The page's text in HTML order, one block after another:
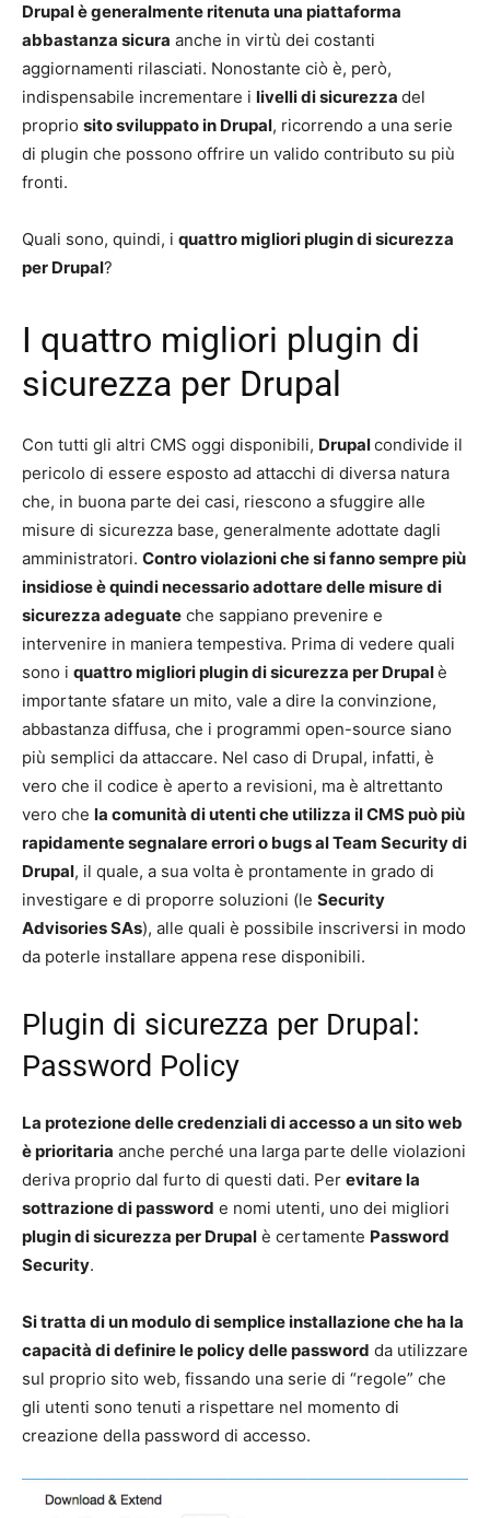
Drupal è generalmente ritenuta una piattaforma
abbastanza sicura anche in virtù dei costanti
aggiornamenti rilasciati. Nonostante ciò è, però,
indispensabile incrementare i livelli di sicurezza del
proprio sito sviluppato in Drupal, ricorrendo a una serie
di plugin che possono offrire un valido contributo su più
fronti.
Quali sono, quindi, i quattro migliori plugin di sicurezza
per Drupal?
I quattro migliori plugin di
sicurezza per Drupal
Con tutti gli altri CMS oggi disponibili, Drupalcondivide il
pericolo di essere esposto ad attacchi di diversa natura
che, in buona parte dei casi, riescono a sfuggire alle
misure di sicurezza base, generalmente adottate dagli
amministratori. Contro violazioni che si fanno sempre più
insidiose è quindi necessario adottare delle misure di
sicurezza adeguate che sappiano prevenire e
intervenire in maniera tempestiva. Prima di vedere quali
sono i quattro migliori plugin di sicurezza per Drupalè
importante sfatare un mito, vale a dire la convinzione,
abbastanza diffusa, che i programmi open-source siano
più semplici da attaccare. Nel caso di Drupal, infatti, è
vero che il codice è aperto a revisioni, ma è altrettanto
vero che la comunità di utenti che utilizza il CMS può più
rapidamente segnalare errori o bugs al Team Security di
Drupal, il quale, a sua volta è prontamente in grado di
investigare e di proporre soluzioni (le Security
Advisories SAs), alle quali è possibile inscriversi in modo
da poterle installare appena rese disponibili.
Plugin di sicurezza per Drupal:
Password Policy
La protezione delle credenziali di accesso a un sito web
è prioritaria anche perché una larga parte delle violazioni
deriva proprio dal furto di questi dati. Per evitare la
sottrazione di password e nomi utenti, uno dei migliori
plugin di sicurezza per Drupal è certamente Password
Security.
Si tratta di un modulo di semplice installazione che ha la
capacità di definire le policy delle password da utilizzare
sul proprio sito web, fissando una serie di “regole” che
gli utenti sono tenuti a rispettare nel momento di
creazione della password di accesso.